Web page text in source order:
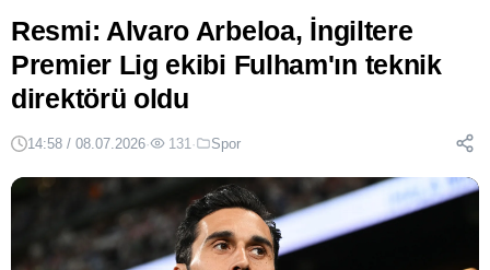
Resmi: Alvaro Arbeloa, İngiltere
Premier Lig ekibi Fulham'ın teknik
direktörü oldu
14:58 / 08.07.2026· 131 · Spor